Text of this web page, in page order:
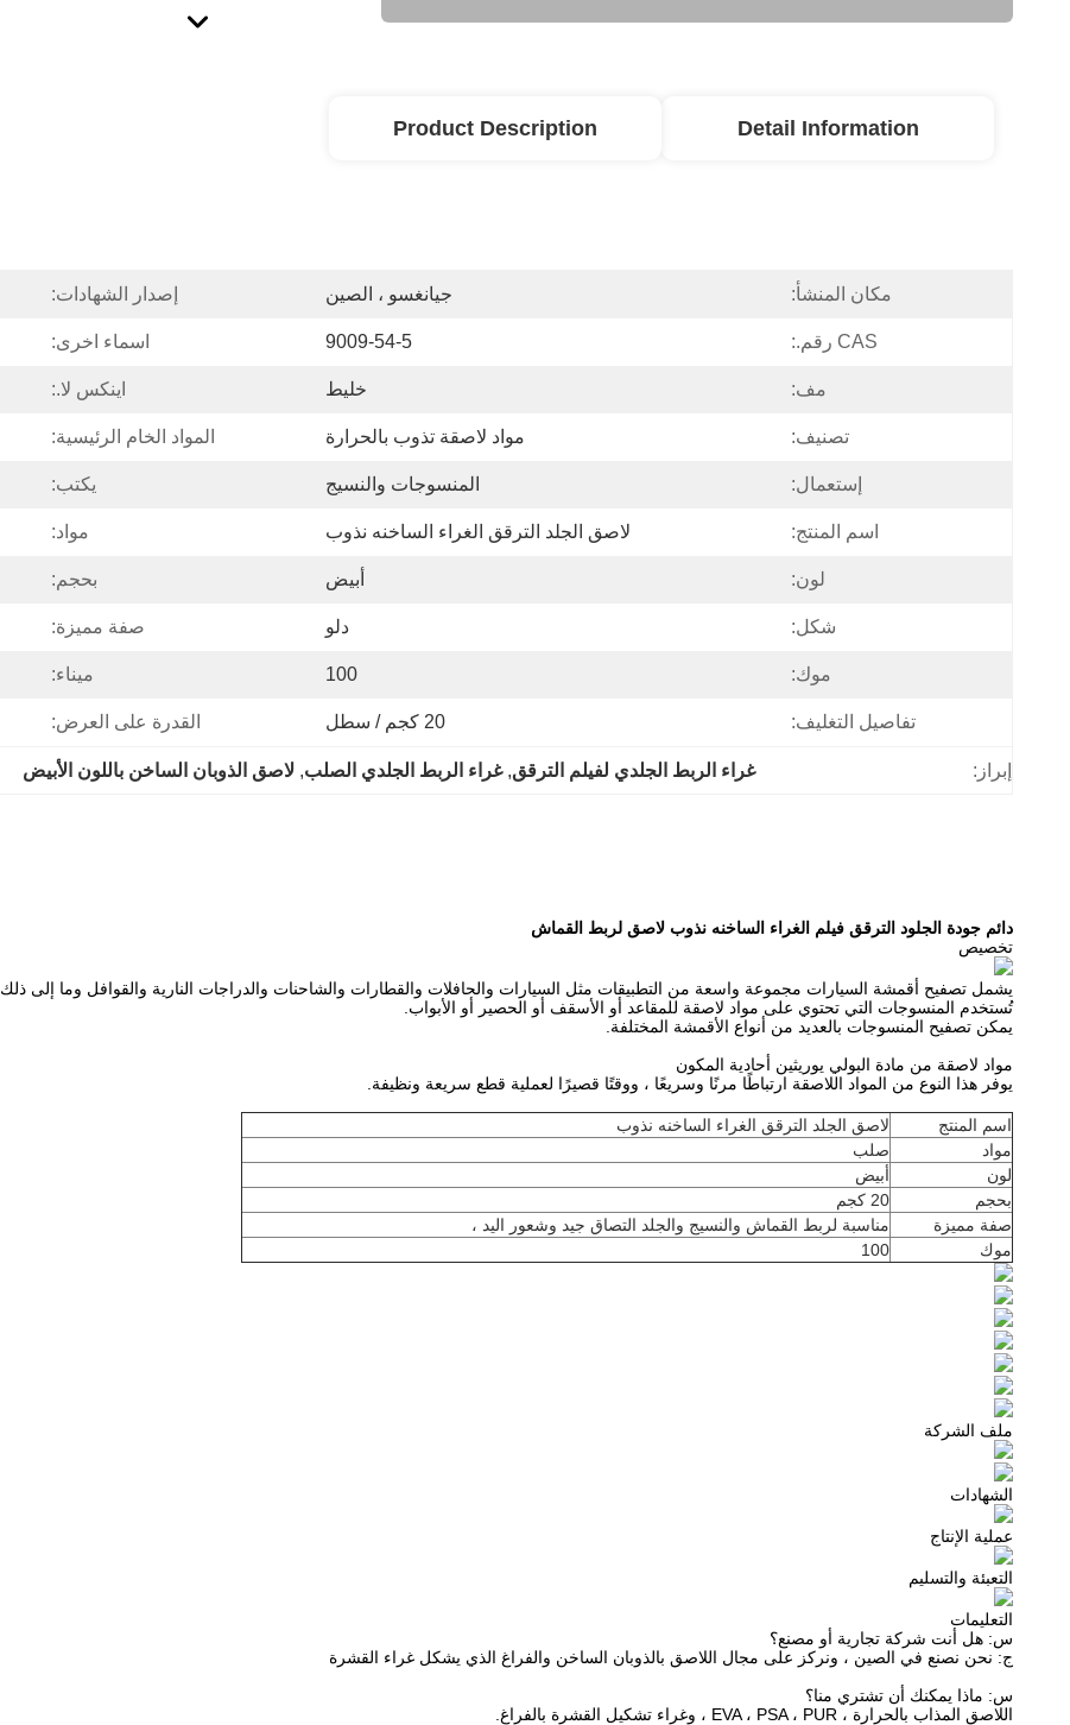
Detail Information
Product Description
مكان المنشأ: جيانغسو ، الصين إصدار الشهادات:
CAS رقم.: 9009-54-5 اسماء اخرى:
مف: خليط اينكس لا.:
تصنيف: مواد لاصقة تذوب بالحرارة المواد الخام الرئيسية:
إستعمال: المنسوجات والنسيج يكتب:
اسم المنتج: لاصق الجلد الترقق الغراء الساخنه نذوب مواد:
لون: أبيض بحجم:
شكل: دلو صفة مميزة:
موك: 100 ميناء:
تفاصيل التغليف: 20 كجم / سطل القدرة على العرض:
إبراز: غراء الربط الجلدي لفيلم الترقق, غراء الربط الجلدي الصلب, لاصق الذوبان الساخن باللون الأبيض
دائم جودة الجلود الترقق فيلم الغراء الساخنه نذوب لاصق لربط القماش
تخصيص
يشمل تصفيح أقمشة السيارات مجموعة واسعة من التطبيقات مثل السيارات والحافلات والقطارات والشاحنات والدراجات النارية والقوافل وما إلى ذلك.
تُستخدم المنسوجات التي تحتوي على مواد لاصقة للمقاعد أو الأسقف أو الحصير أو الأبواب.
يمكن تصفيح المنسوجات بالعديد من أنواع الأقمشة المختلفة.
مواد لاصقة من مادة البولي يوريثين أحادية المكون
يوفر هذا النوع من المواد اللاصقة ارتباطًا مرنًا وسريعًا ، ووقتًا قصيرًا لعملية قطع سريعة ونظيفة.
اسم المنتج
لاصق الجلد الترقق الغراء الساخنه نذوب
مواد
صلب
لون
أبيض
بحجم
20 كجم
صفة مميزة
مناسبة لربط القماش والنسيج والجلد التصاق جيد وشعور اليد ،
موك
100
ملف الشركة
الشهادات
عملية الإنتاج
التعبئة والتسليم
التعليمات
س: هل أنت شركة تجارية أو مصنع؟
ج: نحن نصنع في الصين ، ونركز على مجال اللاصق بالذوبان الساخن والفراغ الذي يشكل غراء القشرة
س: ماذا يمكنك أن تشتري منا؟
اللاصق المذاب بالحرارة ، EVA ، PSA ، PUR ، وغراء تشكيل القشرة بالفراغ.